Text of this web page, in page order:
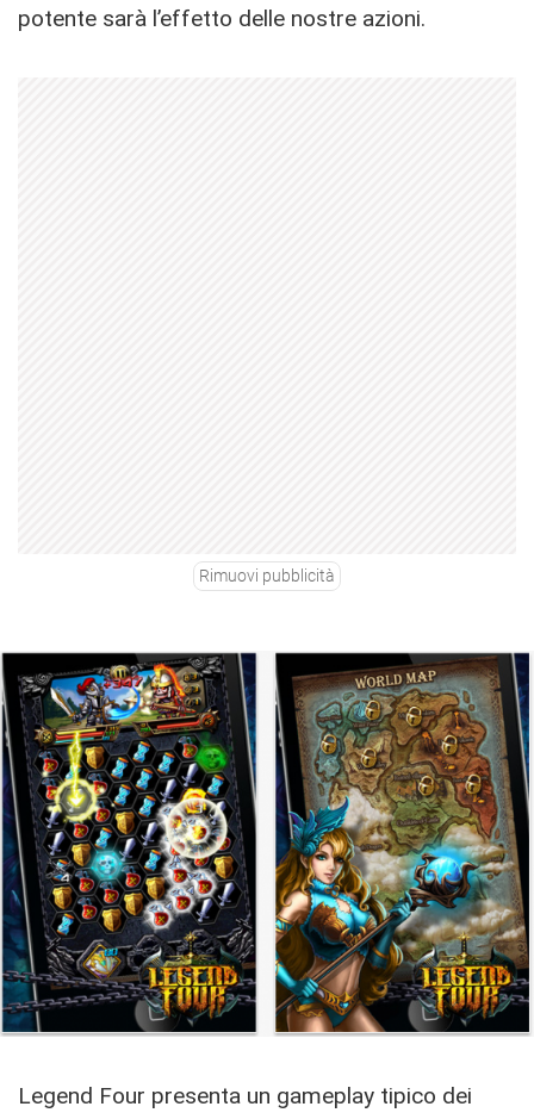
potente sarà l’effetto delle nostre azioni.
Rimuovi pubblicità
Legend Four presenta un gameplay tipico dei